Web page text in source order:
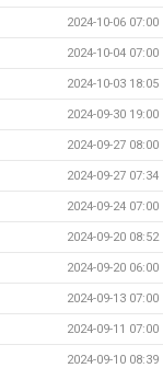
2024-10-06 07:00
2024-10-04 07:00
2024-10-03 18:05
2024-09-30 19:00
2024-09-27 08:00
2024-09-27 07:34
2024-09-24 07:00
2024-09-20 08:52
2024-09-20 06:00
2024-09-13 07:00
2024-09-11 07:00
2024-09-10 08:39